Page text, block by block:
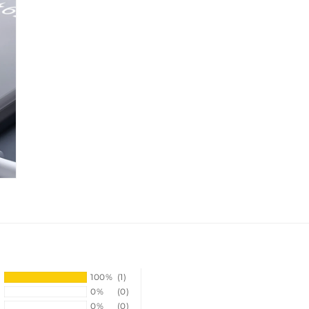
100% (1)
0%
(0)
0%
(0)